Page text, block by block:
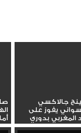
جالاكسي
يفوز على
المغربي بدوري